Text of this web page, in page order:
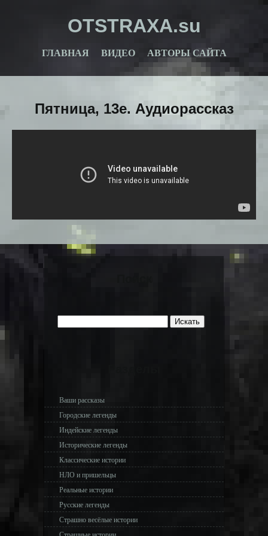
OTSTRAXA.su
ГЛАВНАЯ ВИДЕО АВТОРЫ САЙТА
Пятница, 13е. Аудиорассказ
Ваши рассказы
Городские легенды
Индейские легенды
Исторические легенды
Классические истории
НЛО и пришельцы
Реальные истории
Русские легенды
Страшно весёлые истории